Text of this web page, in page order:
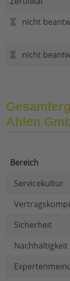
nicht
nicht
Ahlen
Bereich
Servicekultur
Sicherheit
Nachhaltigkeit